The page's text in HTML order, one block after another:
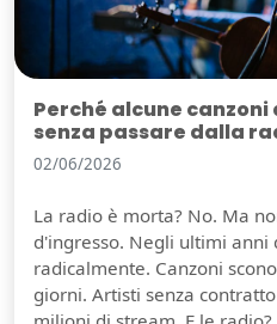
Perché alcune
senza passare dalla
02/06/2026
La radio è morta? No. Ma
d'ingresso. Negli ultimi anni
radicalmente. Canzoni
giorni. Artisti senza